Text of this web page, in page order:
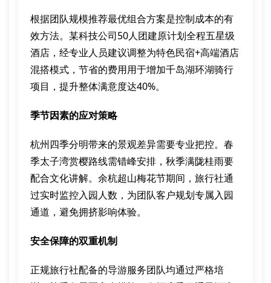
根据团队规模推荐最优组合方案是控制成本的有
效方法。某科技公司50人团建原计划全程五星级
酒店，经专业人员建议调整为特色民宿+高端酒店
混搭模式，节省的费用用于增加千岛湖环湖骑行
项目，提升整体满意度达40%。
季节因素的应对策略
杭州四季分明带来的景观差异需要专业把控。春
季太子湾赏樱路线需错峰安排，秋季满陇桂雨要
配合文化讲解。余杭超山梅花节期间，旅行社通
过实时监控入园人数，为团队客户规划专属入园
通道，避免拥挤影响体验。
安全保障的双重机制
正规旅行社配备的导游服务团队均通过严格培